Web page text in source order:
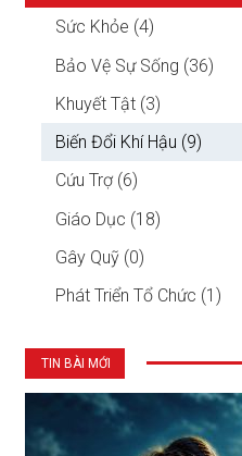
Sức Khỏe (4)
Bảo Vệ Sự Sống (36)
Khuyết Tật (3)
Biến Đổi Khí Hậu (9)
Cứu Trợ (6)
Giáo Dục (18)
Gây Quỹ (0)
Phát Triển Tổ Chức (1)
TIN BÀI MỚI